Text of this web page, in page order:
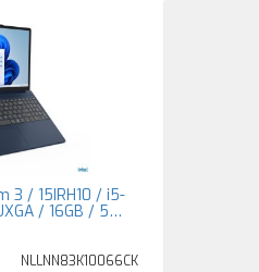
3 / 15IRH10 / i5-
/ 16GB / 5…
NLLNN83K10066CK